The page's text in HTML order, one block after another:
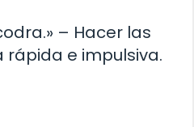
– Hacer las
e impulsiva.